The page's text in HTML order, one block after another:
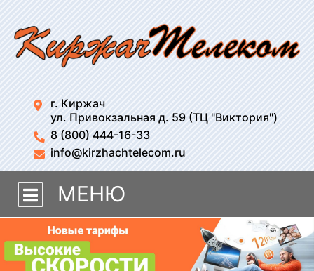
г. Киржач
ул. Привокзальная д. 59 (ТЦ "Виктория")
8 (800) 444-16-33
info@kirzhachtelecom.ru
МЕНЮ